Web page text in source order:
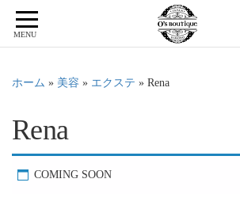
MENU
ホーム » 美容 » エクステ » Rena
Rena
COMING SOON